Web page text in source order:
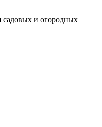
садовых и огородных